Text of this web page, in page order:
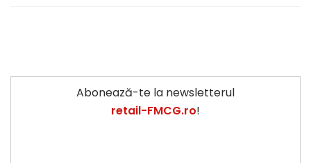
Abonează-te la newsletterul
retail-FMCG.ro!